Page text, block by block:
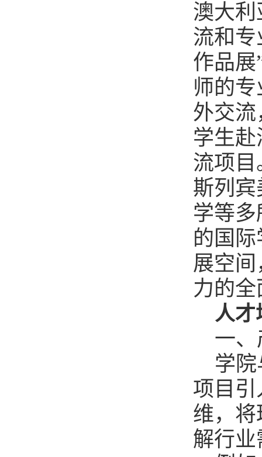
澳大
流和
作品
师的
外交流
学生
流项
斯列
学等
的国
展空
力的
人才
一
学
项目
维，
解行